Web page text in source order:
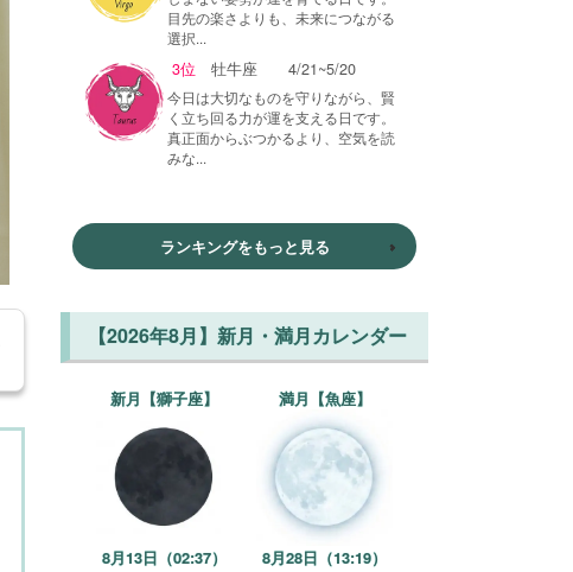
目先の楽さよりも、未来につながる
選択...
3位 牡牛座 4/21~5/20
今日は大切なものを守りながら、賢
く立ち回る力が運を支える日です。
真正面からぶつかるより、空気を読
みな...
ランキングをもっと見る
【2026年8月】新月・満月カレンダー
新月【獅子座】
8月13日（02:37）
満月【魚座】
8月28日（13:19）